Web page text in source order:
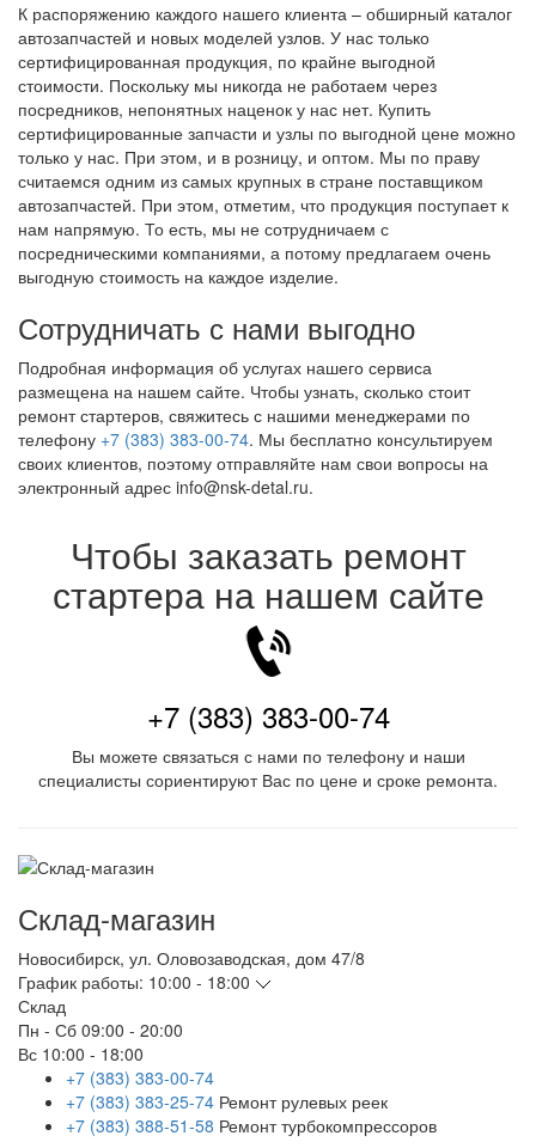
К распоряжению каждого нашего клиента – обширный каталог
автозапчастей и новых моделей узлов. У нас только
сертифицированная продукция, по крайне выгодной
стоимости. Поскольку мы никогда не работаем через
посредников, непонятных наценок у нас нет. Купить
сертифицированные запчасти и узлы по выгодной цене можно
только у нас. При этом, и в розницу, и оптом. Мы по праву
считаемся одним из самых крупных в стране поставщиком
автозапчастей. При этом, отметим, что продукция поступает к
нам напрямую. То есть, мы не сотрудничаем с
посредническими компаниями, а потому предлагаем очень
выгодную стоимость на каждое изделие.
Сотрудничать с нами выгодно
Подробная информация об услугах нашего сервиса
размещена на нашем сайте. Чтобы узнать, сколько стоит
ремонт стартеров, свяжитесь с нашими менеджерами по
телефону +7 (383) 383-00-74. Мы бесплатно консультируем
своих клиентов, поэтому отправляйте нам свои вопросы на
электронный адрес info@nsk-detal.ru.
Чтобы заказать ремонт
стартера на нашем сайте
+7 (383) 383-00-74
Вы можете связаться с нами по телефону и наши
специалисты сориентируют Вас по цене и сроке ремонта.
Склад-магазин
Новосибирск, ул. Оловозаводская, дом 47/8
График работы: 10:00 - 18:00
Склад
Пн - Сб 09:00 - 20:00
Вс 10:00 - 18:00
+7 (383) 383-00-74
+7 (383) 383-25-74 Ремонт рулевых реек
+7 (383) 388-51-58 Ремонт турбокомпрессоров